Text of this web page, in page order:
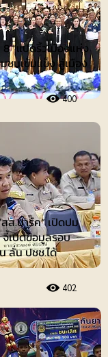
“แปดริ้วเมืองแห่ง
ชนเข้มแข็ง สู่เมือง
400
ส.ปาร์ค” เปิดปม
เปิดข้อมูลรอบ
ลั่น ปชช.ได้
402